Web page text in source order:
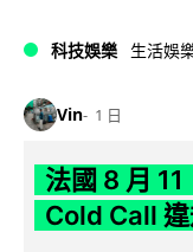
科技娛樂 生活娛
Vin 1 日
法國 8 月
Cold Call